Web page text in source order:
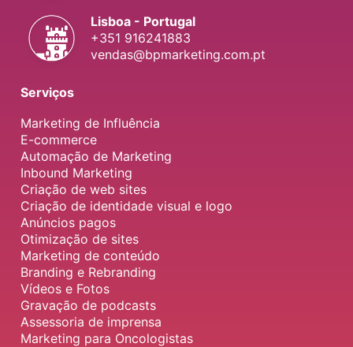
Lisboa - Portugal
+351 916241883
vendas@bpmarketing.com.pt
Serviços
Marketing de Influência
E-commerce
Automação de Marketing
Inbound Marketing
Criação de web sites
Criação de identidade visual e logo
Anúncios pagos
Otimização de sites
Marketing de conteúdo
Branding e Rebranding
Vídeos e Fotos
Gravação de podcasts
Assessoria de imprensa
Marketing para Oncologistas